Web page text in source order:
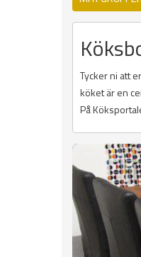
Tycker ni att
köket är en
På